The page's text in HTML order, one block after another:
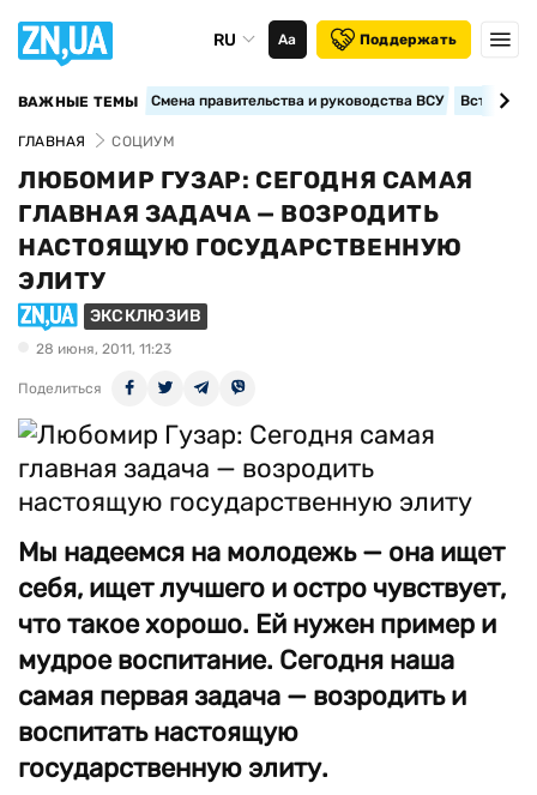
RU Аа Поддержать
ВАЖНЫЕ ТЕМЫ Смена правительства и руководства ВСУ
ГЛАВНАЯ СОЦИУМ
ЛЮБОМИР ГУЗАР: СЕГОДНЯ САМАЯ
ГЛАВНАЯ ЗАДАЧА — ВОЗРОДИТЬ
НАСТОЯЩУЮ ГОСУДАРСТВЕННУЮ
ЭЛИТУ
ЭКСКЛЮЗИВ
28 июня, 2011, 11:23
Поделиться
Мы надеемся на молодежь — она ищет
себя, ищет лучшего и остро чувствует,
что такое хорошо. Ей нужен пример и
мудрое воспитание. Сегодня наша
самая первая задача — возродить и
воспитать настоящую
государственную элиту.